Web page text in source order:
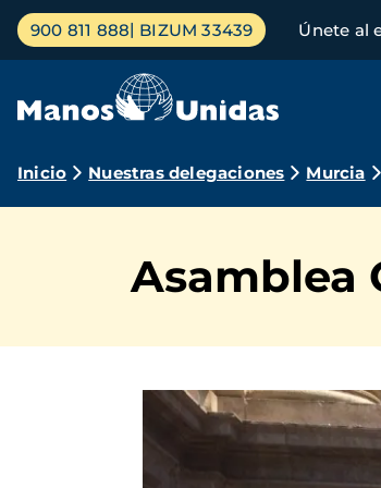
Pasar
contenido
Menú
principal
900 811 888 BIZUM 33439 Únete al
Ruta
navegación
Inicio Nuestras delegaciones Murcia
Asamblea